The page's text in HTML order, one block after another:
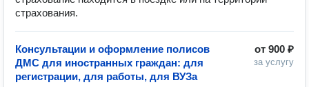
страхования.
от 900 ₽
за услугу
Консультации и оформление полисов
ДМС для иностранных граждан: для
регистрации, для работы, для ВУЗа